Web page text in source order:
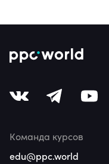
Команда курсов
edu@ppc.world